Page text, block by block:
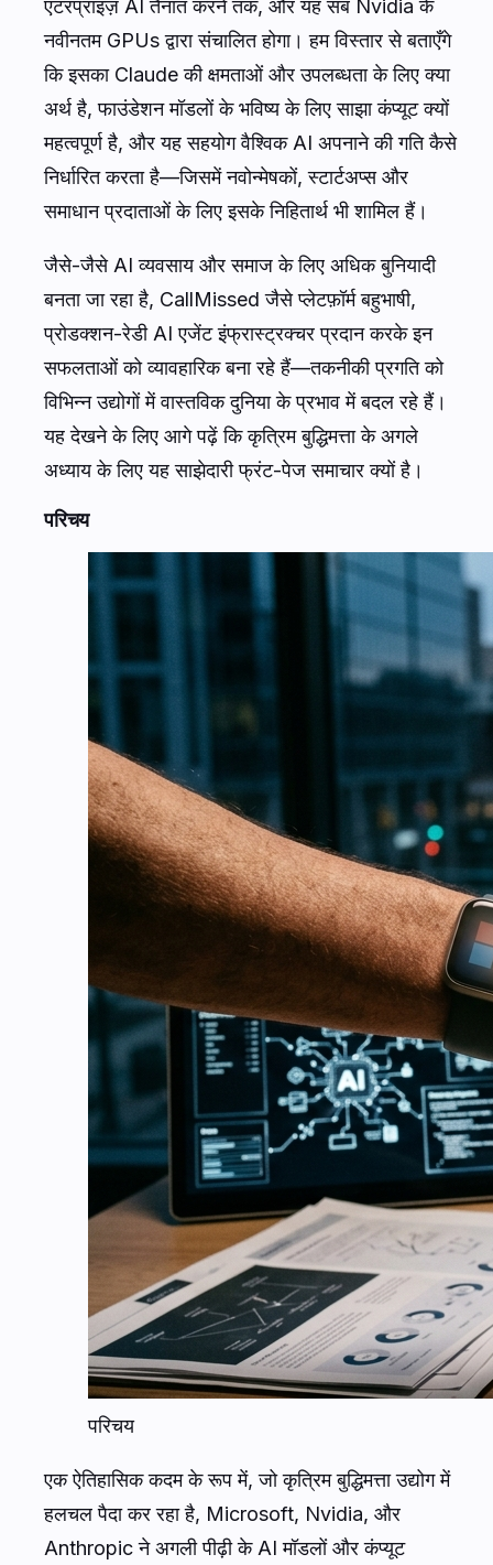
एंटरप्राइज़ AI तैनात करने तक, और यह सब Nvidia के
नवीनतम GPUs द्वारा संचालित होगा। हम विस्तार से बताएँगे
कि इसका Claude की क्षमताओं और उपलब्धता के लिए क्या
अर्थ है, फाउंडेशन मॉडलों के भविष्य के लिए साझा कंप्यूट क्यों
महत्वपूर्ण है, और यह सहयोग वैश्विक AI अपनाने की गति कैसे
निर्धारित करता है—जिसमें नवोन्मेषकों, स्टार्टअप्स और
समाधान प्रदाताओं के लिए इसके निहितार्थ भी शामिल हैं।
जैसे-जैसे AI व्यवसाय और समाज के लिए अधिक बुनियादी
बनता जा रहा है, CallMissed जैसे प्लेटफ़ॉर्म बहुभाषी,
प्रोडक्शन-रेडी AI एजेंट इंफ्रास्ट्रक्चर प्रदान करके इन
सफलताओं को व्यावहारिक बना रहे हैं—तकनीकी प्रगति को
विभिन्न उद्योगों में वास्तविक दुनिया के प्रभाव में बदल रहे हैं।
यह देखने के लिए आगे पढ़ें कि कृत्रिम बुद्धिमत्ता के अगले
अध्याय के लिए यह साझेदारी फ्रंट-पेज समाचार क्यों है।
परिचय
परिचय
एक ऐतिहासिक कदम के रूप में, जो कृत्रिम बुद्धिमत्ता उद्योग में
हलचल पैदा कर रहा है, Microsoft, Nvidia, और
Anthropic ने अगली पीढ़ी के AI मॉडलों और कंप्यूट